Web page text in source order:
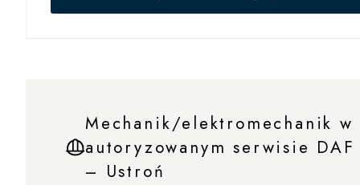
Mechanik/elektromechanik w
autoryzowanym serwisie DAF
– Ustroń